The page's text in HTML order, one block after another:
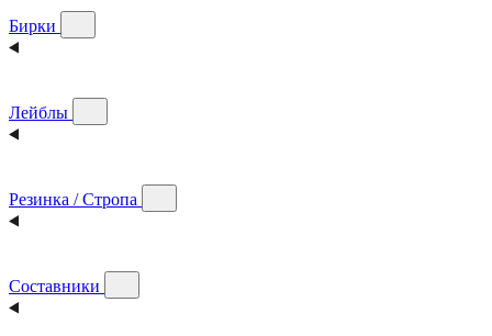
Бирки
Лейблы
Резинка / Стропа
Составники